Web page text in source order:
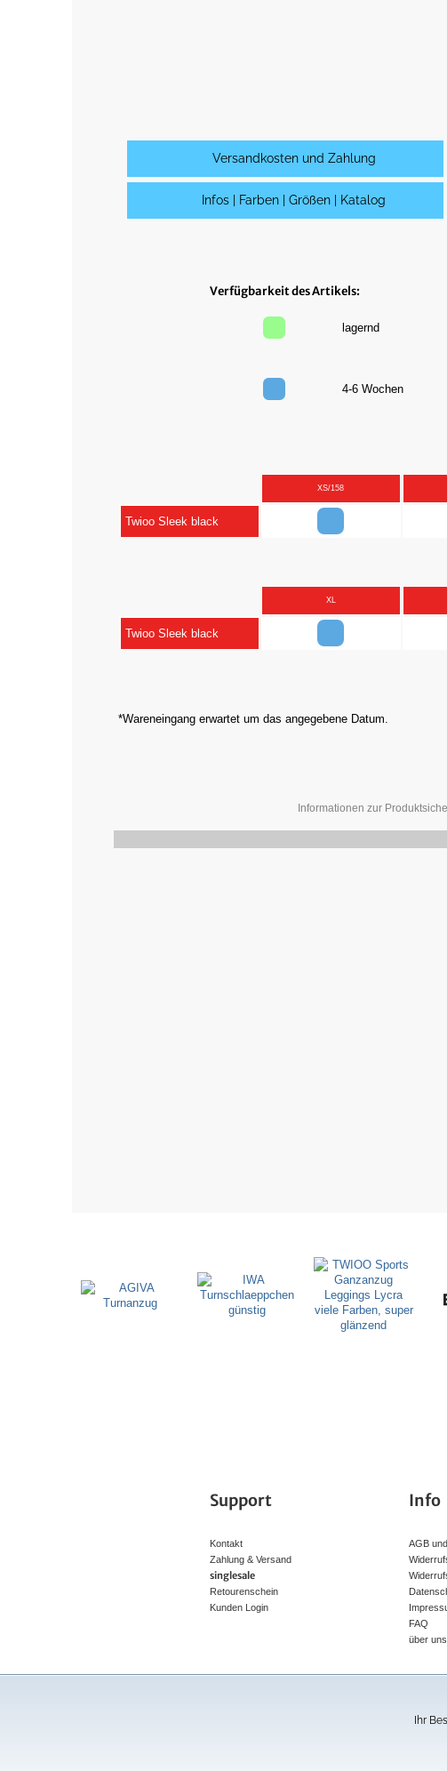
Ihr
Versandkosten und Zahlung
Infos | Farben | Größen | Katalog
Verfügbarkeit des Artikels:
lagernd
4-6 Wochen
XS/158
Twioo Sleek black
XL
Twioo Sleek black
*Wareneingang erwartet um das angegebene Datum.
Informationen zur
Support
Kontakt
Zahlung & Versand
singlesale
Retourenschein
Kunden Login
Info
AGB
FAQ
über uns